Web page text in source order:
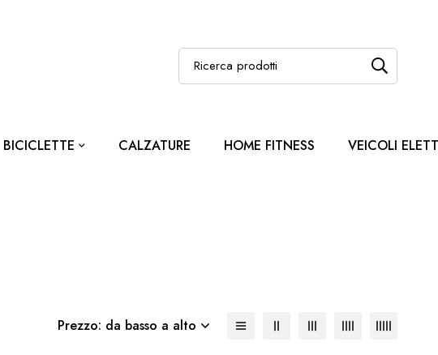
BICICLETTE CALZATURE HOME FITNESS VEICOLI
Prezzo: da basso a alto